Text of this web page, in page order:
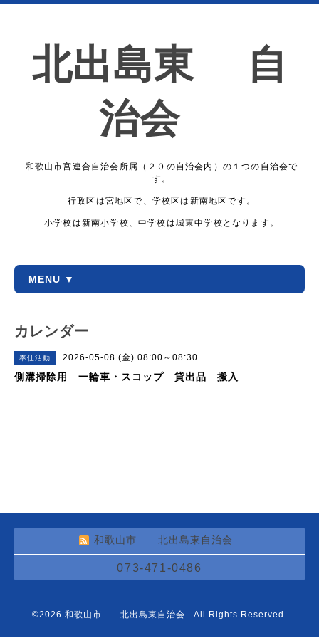
北出島東 自
治会
和歌山市宮連合自治会所属（２０の自治会内）の１つの自治会で
す。
行政区は宮地区で、学校区は新南地区です。
小学校は新南小学校、中学校は城東中学校となります。
MENU ▼
カレンダー
奉仕活動 2026-05-08 (金) 08:00～08:30
側溝掃除用 一輪車・スコップ 貸出品 搬入
和歌山市 北出島東自治会
073-471-0486
©2026 和歌山市 北出島東自治会 . All Rights Reserved.